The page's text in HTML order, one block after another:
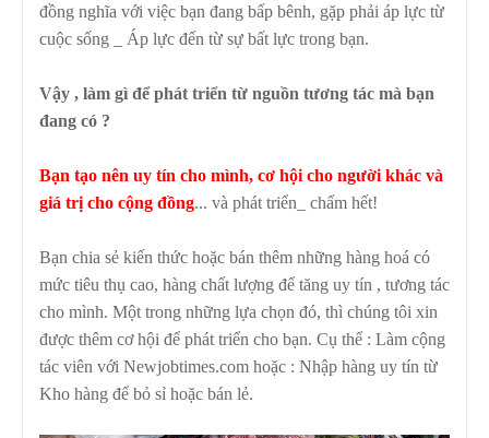
đồng nghĩa với việc bạn đang bấp bênh, gặp phải áp lực từ
cuộc sống _ Áp lực đến từ sự bất lực trong bạn.
Vậy , làm gì để phát triển từ nguồn tương tác mà bạn
đang có ?
Bạn tạo nên uy tín cho mình, cơ hội cho người khác và
giá trị cho cộng đồng... và phát triển_ chấm hết!
Bạn chia sẻ kiến thức hoặc bán thêm những hàng hoá có
mức tiêu thụ cao, hàng chất lượng để tăng uy tín , tương tác
cho mình. Một trong những lựa chọn đó, thì chúng tôi xin
được thêm cơ hội để phát triển cho bạn. Cụ thể : Làm cộng
tác viên với Newjobtimes.com hoặc : Nhập hàng uy tín từ
Kho hàng để bỏ sỉ hoặc bán lẻ.